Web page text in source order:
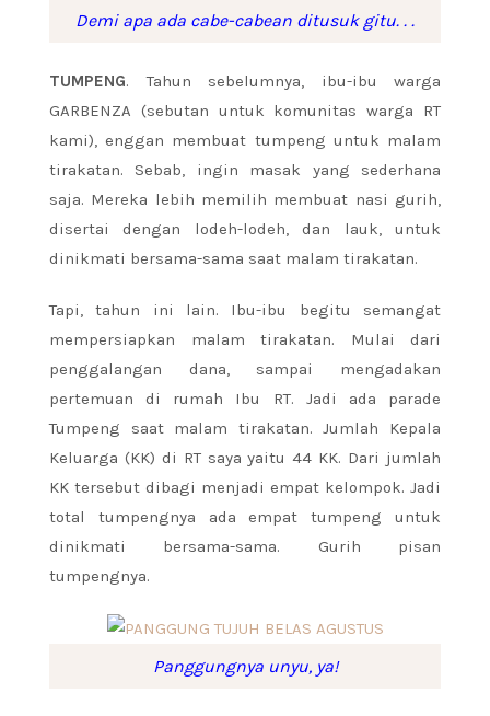
Demi apa ada cabe-cabean ditusuk gitu. . .
TUMPENG. Tahun sebelumnya, ibu-ibu warga
GARBENZA (sebutan untuk komunitas warga RT
kami), enggan membuat tumpeng untuk malam
tirakatan. Sebab, ingin masak yang sederhana
saja. Mereka lebih memilih membuat nasi gurih,
disertai dengan lodeh-lodeh, dan lauk, untuk
dinikmati bersama-sama saat malam tirakatan.
Tapi, tahun ini lain. Ibu-ibu begitu semangat
mempersiapkan malam tirakatan. Mulai dari
penggalangan dana, sampai mengadakan
pertemuan di rumah Ibu RT. Jadi ada parade
Tumpeng saat malam tirakatan. Jumlah Kepala
Keluarga (KK) di RT saya yaitu 44 KK. Dari jumlah
KK tersebut dibagi menjadi empat kelompok. Jadi
total tumpengnya ada empat tumpeng untuk
dinikmati bersama-sama. Gurih pisan
tumpengnya.
Panggungnya unyu, ya!